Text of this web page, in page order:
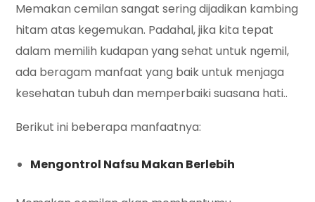
Memakan cemilan sangat sering dijadikan kambing
hitam atas kegemukan. Padahal, jika kita tepat
dalam memilih kudapan yang sehat untuk ngemil,
ada beragam manfaat yang baik untuk menjaga
kesehatan tubuh dan memperbaiki suasana hati..
Berikut ini beberapa manfaatnya:
Mengontrol Nafsu Makan Berlebih